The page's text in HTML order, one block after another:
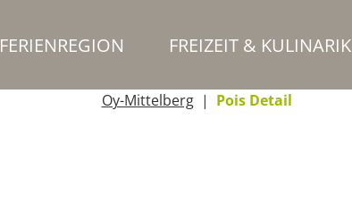
FERIENREGION FREIZEIT & KULINARIK
Oy-Mittelberg
Pois Detail